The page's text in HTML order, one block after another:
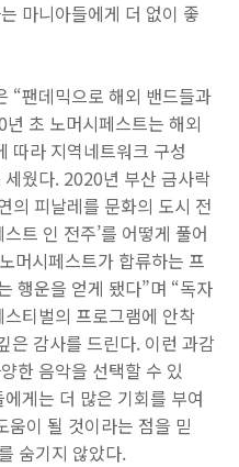
마니아들에게 더 없이 좋
“팬데믹으로 해외 밴드들과
초 노머시페스트는 해외
따라 지역네트워크 구성
웠다. 2020년 부산 금사락
의 피날레를 문화의 도시 전
트 인 전주’를 어떻게 풀어
머시페스트가 합류하는 프
행운을 얻게 됐다”며 “독자
티벌의 프로그램에 안착
은 감사를 드린다. 이런 과감
한 음악을 선택할 수 있
게는 더 많은 기회를 부여
움이 될 것이라는 점을 믿
숨기지 않았다.